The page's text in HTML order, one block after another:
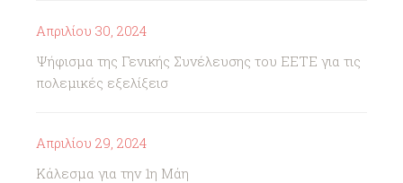
Απριλίου 30, 2024
Ψήφισμα της Γενικής Συνέλευσης του ΕΕΤΕ για τις
πολεμικές εξελίξεισ
Απριλίου 29, 2024
Κάλεσμα για την 1η Μάη